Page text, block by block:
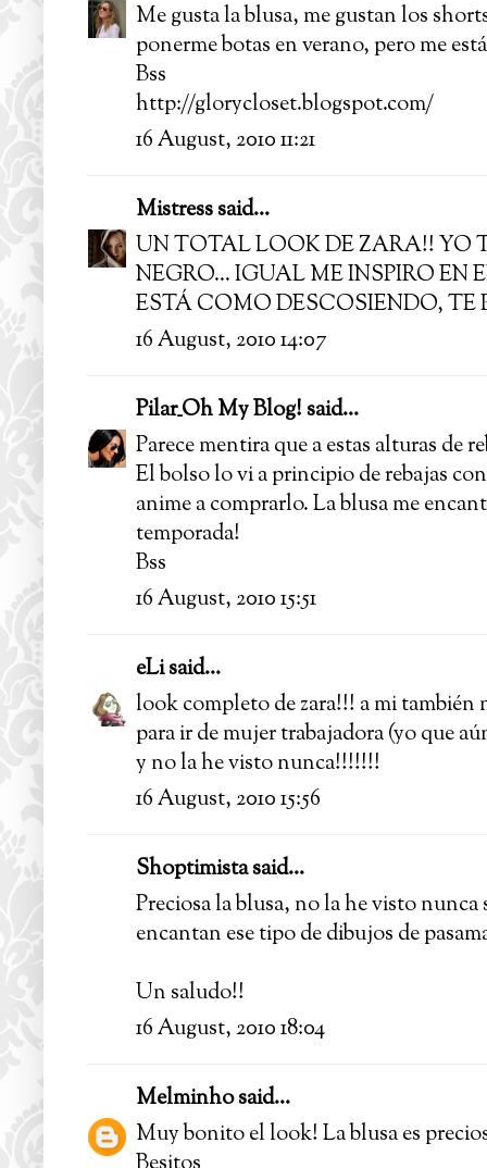
Me gusta la blusa, me gustan los
ponerme botas en verano, pero me
Bss
http://glorycloset.blogspot.com/
16 August, 2010 11:21
Mistresssaid...
UN TOTAL LOOK DE ZARA!! YO
NEGRO... IGUAL ME INSPIRO EN
ESTÁ COMO DESCOSIENDO, TE
16 August, 2010 14:07
Pilar_Oh My Blog! said...
Parece mentira que a estas alturas de
El bolso lo vi a principio de rebajas
anime a comprarlo. La blusa me
temporada!
Bss
16 August, 2010 15:51
eLisaid...
look completo de zara!!! a mi también
para ir de mujer trabajadora (yo que
y no la he visto nunca!!!!!!!
16 August, 2010 15:56
Shoptimistasaid...
Preciosa la blusa, no la he visto
encantan ese tipo de dibujos de
Un saludo!!
16 August, 2010 18:04
Melminhosaid...
Muy bonito el look! La blusa es